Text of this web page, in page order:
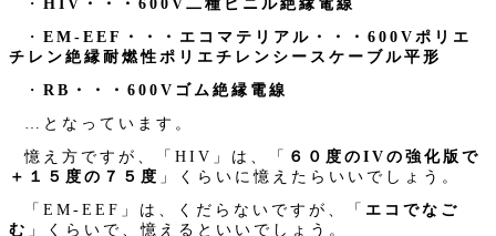
・EM-EEF・・・エコマテリアル・・・600Vポリエ
チレン絶縁耐燃性ポリエチレンシースケーブル平形
・RB・・・600Vゴム絶縁電線
…となっています。
憶え方ですが、「HIV」は、「 ６０度のIVの強化版で
＋１５度の７５度 」くらいに憶えたらいいでしょう。
「EM-EEF」は、くだらないですが、「 エコでなご
む 」くらいで、憶えるといいでしょう。